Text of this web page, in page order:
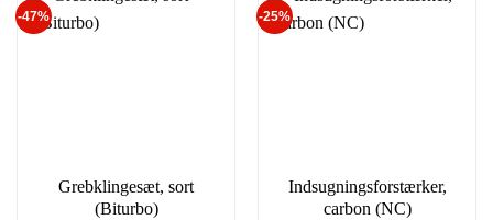
-47%
Grebklingesæt, sort
(Biturbo)
-25%
Indsugningsforstærker,
carbon (NC)